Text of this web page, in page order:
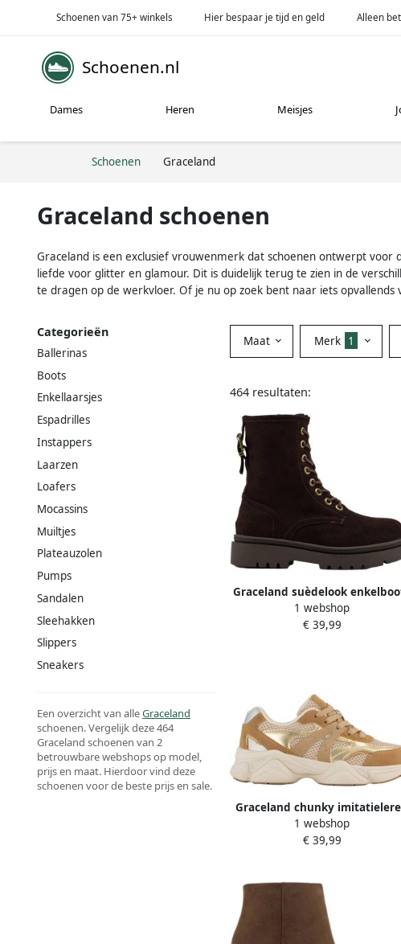
Schoenen van 75+ winkels Hier bespaar je tijd en geld Alleen
Schoenen.nl
Dames Heren Meisjes
Schoenen Graceland
Graceland schoenen
Graceland is een exclusief vrouwenmerk dat schoenen ontwerpt
liefde voor glitter en glamour. Dit is duidelijk terug te zien in de
te dragen op de werkvloer. Of je nu op zoek bent naar iets
Categorieën
Ballerinas
Boots
Enkellaarsjes
Espadrilles
Instappers
Laarzen
Loafers
Mocassins
Muiltjes
Plateauzolen
Pumps
Sandalen
Sleehakken
Slippers
Sneakers
Een overzicht van alleGraceland
schoenen. Vergelijk deze 464
Graceland schoenen van 2
betrouwbare webshops op model,
prijs en maat. Hierdoor vind deze
schoenen voor de beste prijs en sale.
Maat Merk 1
464 resultaten:
Graceland suèdelook
bruin
1 webshop
€ 39,99
Graceland chunky
sneakers beige goud camel
1 webshop
€ 39,99